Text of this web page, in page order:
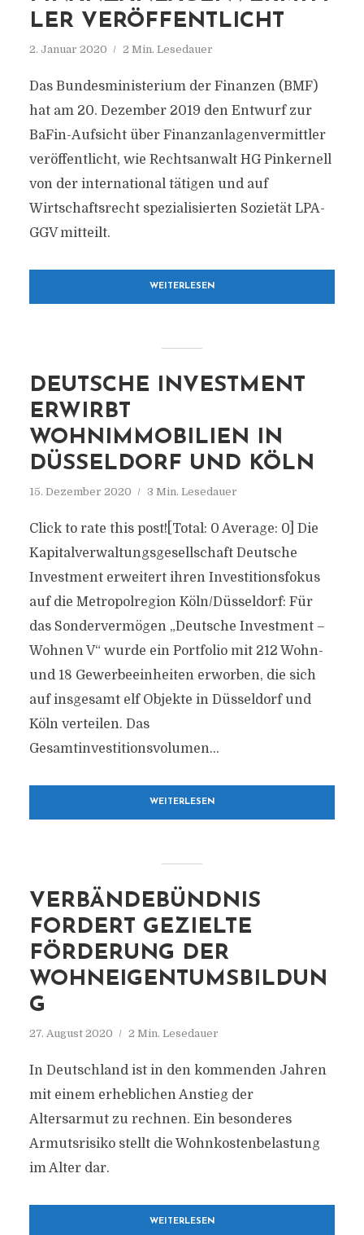
LER VERÖFFENTLICHT
2. Januar 2020 2 Min. Lesedauer
Das Bundesministerium der Finanzen (BMF)
hat am 20. Dezember 2019 den Entwurf zur
BaFin-Aufsicht über Finanzanlagenvermittler
veröffentlicht, wie Rechtsanwalt HG Pinkernell
von der international tätigen und auf
Wirtschaftsrecht spezialisierten Sozietät LPA-
GGV mitteilt.
WEITERLESEN
DEUTSCHE INVESTMENT
ERWIRBT
WOHNIMMOBILIEN IN
DÜSSELDORF UND KÖLN
15. Dezember 2020 3 Min. Lesedauer
Click to rate this post![Total: 0 Average: 0] Die
Kapitalverwaltungsgesellschaft Deutsche
Investment erweitert ihren Investitionsfokus
auf die Metropolregion Köln/Düsseldorf: Für
das Sondervermögen „Deutsche Investment –
Wohnen V“ wurde ein Portfolio mit 212 Wohn-
und 18 Gewerbeeinheiten erworben, die sich
auf insgesamt elf Objekte in Düsseldorf und
Köln verteilen. Das
Gesamtinvestitionsvolumen...
WEITERLESEN
VERBÄNDEBÜNDNIS
FORDERT GEZIELTE
FÖRDERUNG DER
WOHNEIGENTUMSBILDUN
G
27. August 2020 2 Min. Lesedauer
In Deutschland ist in den kommenden Jahren
mit einem erheblichen Anstieg der
Altersarmut zu rechnen. Ein besonderes
Armutsrisiko stellt die Wohnkostenbelastung
im Alter dar.
WEITERLESEN